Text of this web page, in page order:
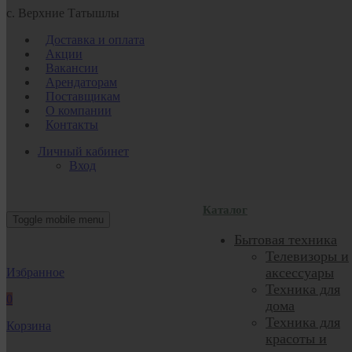
с. Верхние Татышлы
Доставка и оплата
Акции
Вакансии
Арендаторам
Поставщикам
О компании
Контакты
Личный кабинет
Вход
Toggle mobile menu
Каталог
Бытовая техника
Телевизоры и
аксессуары
Техника для
дома
Техника для
красоты и
Избранное
0
Корзина